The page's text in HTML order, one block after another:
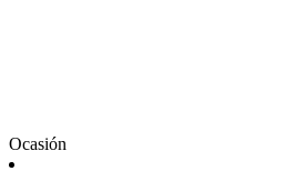
Ocasión